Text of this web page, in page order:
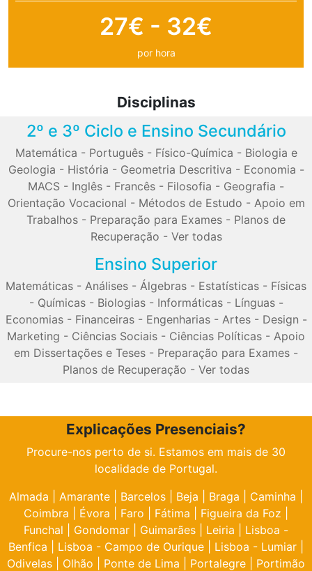
27€ - 32€
por hora
Disciplinas
2º e 3º Ciclo e Ensino Secundário
Matemática - Português- Físico-Química - Biologia e
Geologia - História - Geometria Descritiva - Economia -
MACS - Inglês - Francês - Filosofia - Geografia -
Orientação Vocacional - Métodos de Estudo - Apoio em
Trabalhos - Preparação para Exames - Planos de
Recuperação - Ver todas
Ensino Superior
Matemáticas - Análises - Álgebras - Estatísticas - Físicas
- Químicas- Biologias- Informáticas- Línguas-
Economias- Financeiras- Engenharias- Artes- Design -
Marketing - Ciências Sociais - Ciências Políticas - Apoio
em Dissertações e Teses - Preparação para Exames -
Planos de Recuperação - Ver todas
Explicações Presenciais?
Procure-nos perto de si. Estamos em mais de 30
localidade de Portugal.
Almada
Amarante Barcelos Beja Braga Caminha
Coimbra
Évora Faro Fátima Figueira da Foz
Funchal
Gondomar Guimarães Leiria
Lisboa -
Benfica
Lisboa - Campo de Ourique Lisboa - Lumiar
Odivelas
Olhão Ponte de Lima Portalegre
Portimão